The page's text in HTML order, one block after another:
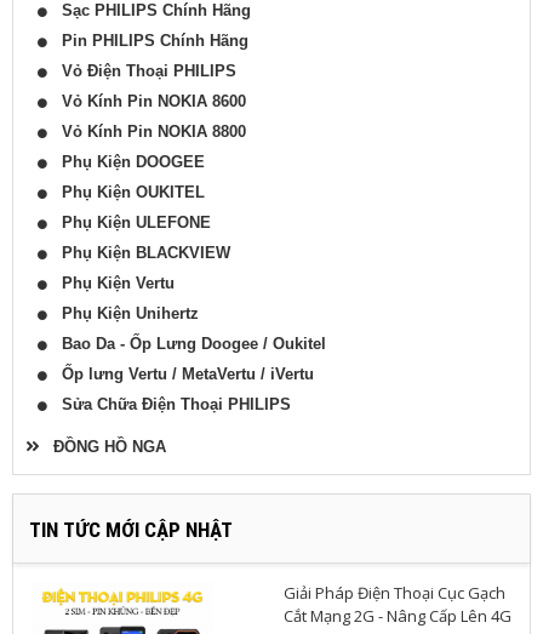
Sạc PHILIPS Chính Hãng
Pin PHILIPS Chính Hãng
Vỏ Điện Thoại PHILIPS
Vỏ Kính Pin NOKIA 8600
Vỏ Kính Pin NOKIA 8800
Phụ Kiện DOOGEE
Phụ Kiện OUKITEL
Phụ Kiện ULEFONE
Phụ Kiện BLACKVIEW
Phụ Kiện Vertu
Phụ Kiện Unihertz
Bao Da - Ốp Lưng Doogee / Oukitel
Ốp lưng Vertu / MetaVertu / iVertu
Sửa Chữa Điện Thoại PHILIPS
ĐỒNG HỒ NGA
TIN TỨC MỚI CẬP NHẬT
Giải Pháp Điện Thoại Cục Gạch
Cắt Mạng 2G - Nâng Cấp Lên 4G